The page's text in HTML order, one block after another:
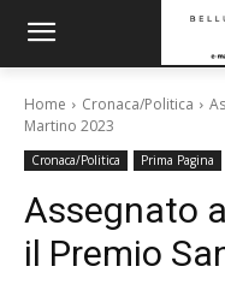
Home Cronaca/Politica
Martino 2023
Cronaca/Politica Prima Pagina
Assegnato
il Premio